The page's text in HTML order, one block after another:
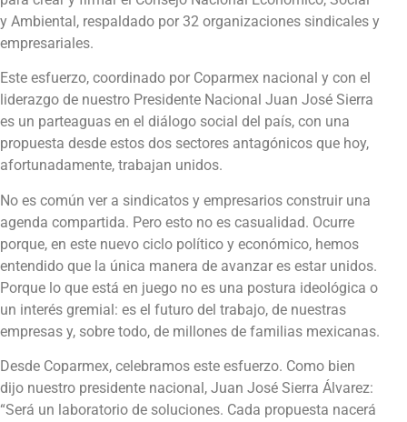
y Ambiental, respaldado por 32 organizaciones sindicales y
empresariales.
Este esfuerzo, coordinado por Coparmex nacional y con el
liderazgo de nuestro Presidente Nacional Juan José Sierra
es un parteaguas en el diálogo social del país, con una
propuesta desde estos dos sectores antagónicos que hoy,
afortunadamente, trabajan unidos.
No es común ver a sindicatos y empresarios construir una
agenda compartida. Pero esto no es casualidad. Ocurre
porque, en este nuevo ciclo político y económico, hemos
entendido que la única manera de avanzar es estar unidos.
Porque lo que está en juego no es una postura ideológica o
un interés gremial: es el futuro del trabajo, de nuestras
empresas y, sobre todo, de millones de familias mexicanas.
Desde Coparmex, celebramos este esfuerzo. Como bien
dijo nuestro presidente nacional, Juan José Sierra Álvarez:
“Será un laboratorio de soluciones. Cada propuesta nacerá